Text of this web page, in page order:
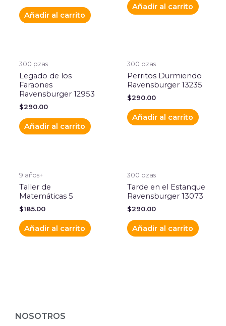
Añadir al carrito
Añadir al carrito
300 pzas
Legado de los
Faraones
Ravensburger 12953
$290.00
Añadir al carrito
300 pzas
Perritos Durmiendo
Ravensburger 13235
$290.00
Añadir al carrito
9 años+
Taller de
Matemáticas 5
$185.00
Añadir al carrito
300 pzas
Tarde en el Estanque
Ravensburger 13073
$290.00
Añadir al carrito
NOSOTROS